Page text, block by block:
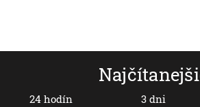
24 hodín 3 dni